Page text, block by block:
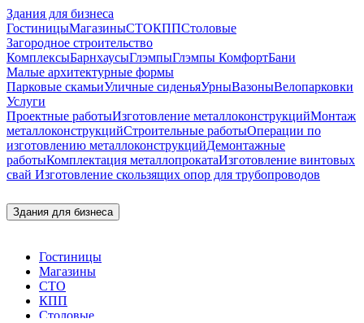
Здания для бизнеса
ГостиницыМагазиныСТОКППСтоловые
Загородное строительство
КомплексыБарнхаусыГлэмпыГлэмпы КомфортБани
Малые архитектурные формы
Парковые скамьиУличные сиденьяУрныВазоныВелопарковки
Услуги
Проектные работыИзготовление металлоконструкцийМонтаж
металлоконструкцийСтроительные работыОперации по
изготовлению металлоконструкцийДемонтажные
работыКомплектация металлопрокатаИзготовление винтовых
свай Изготовление скользящих опор для трубопроводов
Здания для бизнеса
Гостиницы
Магазины
СТО
КПП
Столовые